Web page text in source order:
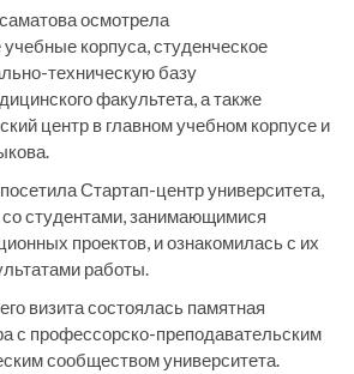
осмотрела
корпуса, студенческое
техническую базу
факультета, а также
центр в главном учебном корпусе и
Стартап-центр университета,
со студентами, занимающимися
проектов, и ознакомилась с их
работы.
визита состоялась памятная
с профессорско-преподавательским
сообществом университета.